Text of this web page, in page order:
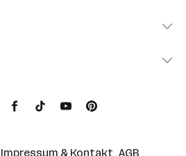
Impressum & Kontakt AGB